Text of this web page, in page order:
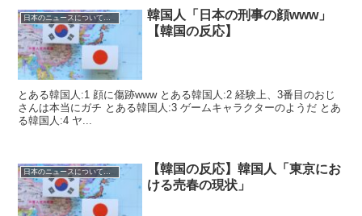
日本のニュースについての反応
韓国人「日本の刑事の顔www」
【韓国の反応】
とある韓国人:1 顔に傷跡www とある韓国人:2 経験上、3番目のおじ
さんは本当にガチ とある韓国人:3 ゲームキャラクターのようだ とあ
る韓国人:4 ヤ...
【韓国の反応】韓国人「東京にお
ける売春の現状」